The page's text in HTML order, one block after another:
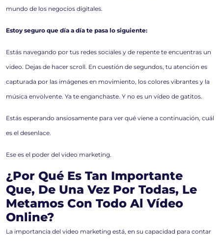
mundo de los negocios digitales.
Estoy seguro que día a día te pasa lo siguiente:
Estás navegando por tus redes sociales y de repente te encuentras un
video. Dejas de hacer scroll. En cuestión de segundos, tu atención es
capturada por las imágenes en movimiento, los colores vibrantes y la
música envolvente. Ya te enganchaste. Y no es un vídeo de gatitos.
Estás esperando ansiosamente para ver qué viene a continuación, cuál
es el desenlace.
Ese es el poder del video marketing.
¿Por Qué Es Tan Importante
Que, De Una Vez Por Todas, Le
Metamos Con Todo Al Vídeo
Online?
La importancia del video marketing está, en su capacidad para contar